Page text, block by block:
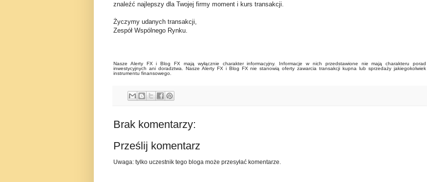
znaleźć najlepszy dla Twojej firmy moment i kurs transakcji.
Życzymy udanych transakcji,
Zespół Wspólnego Rynku.
Nasze Alerty FX i Blog FX mają wyłącznie charakter informacyjny. Informacje w nich przedstawione nie mają charakteru porad
inwestycyjnych ani doradztwa. Nasze Alerty FX i Blog FX nie stanowią oferty zawarcia transakcji kupna lub sprzedaży jakiegokolwiek
instrumentu finansowego.
Brak komentarzy:
Prześlij komentarz
Uwaga: tylko uczestnik tego bloga może przesyłać komentarze.